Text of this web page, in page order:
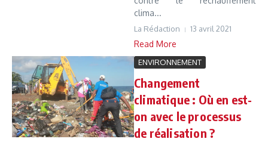
clima...
La Rédaction 13 avril 2021
Read More
ENVIRONNEMENT
Changement
climatique : Où en est-
on avec le processus
de réalisation ?